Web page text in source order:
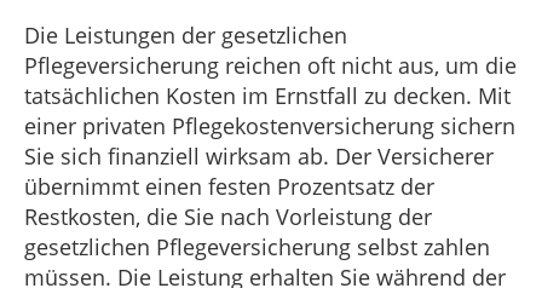
Die Leistungen der gesetzlichen
Pflegeversicherung reichen oft nicht aus, um die
tatsächlichen Kosten im Ernstfall zu decken. Mit
einer privaten Pflegekostenversicherung sichern
Sie sich finanziell wirksam ab. Der Versicherer
übernimmt einen festen Prozentsatz der
Restkosten, die Sie nach Vorleistung der
gesetzlichen Pflegeversicherung selbst zahlen
müssen. Die Leistung erhalten Sie während der